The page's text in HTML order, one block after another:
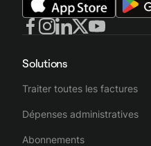
Solutions
Traiter toutes les factures
Dépenses administratives
Abonnements